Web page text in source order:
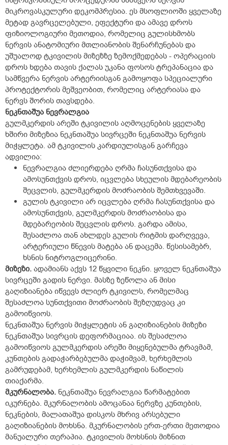
მიკროვასკულური დეკომპრესია. ეს მსოფლიოში ყველაზე
მეტად გავრცელებული, ეფექტური და ამავე დროს
ფიზიოლოგიური მეთოდია, რომელიც გულისხმობს
ნერვის ანატომიური მთლიანობის შენარჩუნებას და
უშუალოდ ტკივილის მიზეზზე ზემოქმედებას - ოპერაციის
დროს ხდება თავის ქალას უკანა ფოსოს ტრეპანაცია და
სამწვერა ნერვის არტერიისგან გამოყოფა სპეციალური
პროტექტორის მეშვეობით, რომელიც არტერიასა და
ნერვს შორის თავსდება.
ნეკნთაშუა ნევრალგია
გულმკერდის არეში ტკივილის აღმოცენების ყველაზე
ხშირი მიზეზია ნეკნთაშუა სივრცეში ნეკნთაშუა ნერვის
მიჭყლეტა. ამ ტკივილის კარდიულისგან გარჩევა
ადვილია:
ნევრალგია ძლიერდება ღრმა ჩასუნთქვისა და
ამოსუნთქვის დროს, იცვლება სხეულის მდებარეობის
შეცვლის, გულმკერდის მოძრაობის შემთხვევაში.
გულის ტკივილი არ იცვლება ღრმა ჩასუნთქვისა და
ამოსუნთქვის, გულმკერდის მოძრაობისა და
მდებარეობის შეცვლის დროს. გარდა ამისა,
შესაძლოა თან ახლდეს გულის რიტმის დარღვევა,
არტერიული წნევის მატება ან დაცემა. წესისამებრ,
ხსნის ნიტროგლიცერინი.
მიზეზი. ადამიანს აქვს 12 წყვილი ნეკნი. ყოველ ნეკნთაშუა
სივრცეში გადის ნერვი. მასზე ზეწოლა ან მისი
გაღიზიანება იწვევს ძლიერ ტკივილს, რომელმაც
შესაძლოა სუნთქვითი მოძრაობის შეზღუდვაც კი
გამოიწვიოს.
ნეკნთაშუა ნერვის მიჭყლეტის ან გაღიზიანების მიზეზი
ნეკნთაშუა სივრცის დეფორმაციაა. ის შესაძლოა
გამოიწვიოს გულმკერდის არეში მიყენებულმა ტრავმამ,
კუნთების გადაჭარბებულმა დაჭიმვამ, ხერხემლის
გამრუდებამ, ხერხემლის გულმკერდის ნაწილის
თიაქარმა.
მკურნალობა. ნეკნთაშუა ნევრალგია წარმატებით
იკურნება. მკურნალობის ამოცანაა ნერვზე კუნთების,
ნეკნების, მალათაშუა დისკოს მხრივ არსებული
გაღიზიანების მოხსნა. მკურნალობის ერთ-ერთი მეთოდია
მანუალური თერაპია. ტკივილის მოხსნის მიზნით